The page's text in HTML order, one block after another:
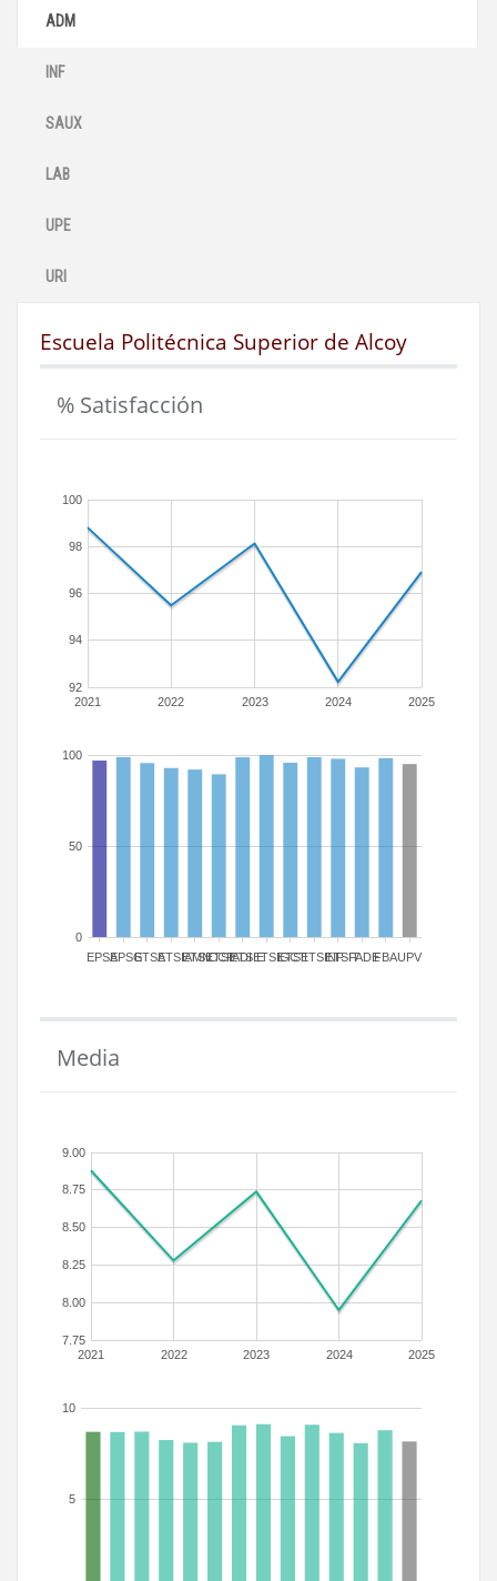
ADM
INF
SAUX
LAB
UPE
URI
Escuela Politécnica Superior de Alcoy
% Satisfacción
2021 2022 2023 2024 2025
92
94
96
98
100
EPSAEPSGETSAETSIAMN
ETSICCP
ETSIADI
ETSIEETSIGCT
ETSIIETSINFETSITFADEFBAUPV
0
50
100
Media
2021 2022 2023 2024 2025
7.75
8.00
8.25
8.50
8.75
9.00
5
10